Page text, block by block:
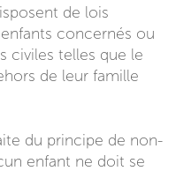
de lois
concernés ou
civiles telles que le
de leur famille
du principe de non-
enfant ne doit se